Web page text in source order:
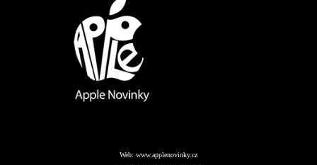
Web: www.applenovinky.cz